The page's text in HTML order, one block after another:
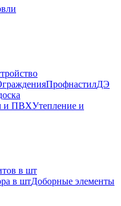
ПрофнастилДЭ
и ПВХУтепление и
в шт
в штДоборные элементы